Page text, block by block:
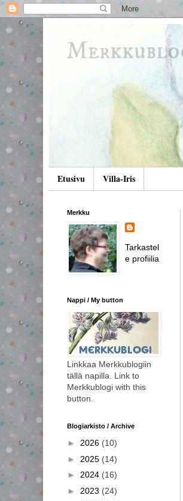
Etusivu Villa-Iris
Merkku
Tarkastel
e profiilia
Nappi / My button
Linkkaa Merkkublogiin
tällä napilla. Link to
Merkkublogi with this
button.
Blogiarkisto / Archive
► 2026 (10)
► 2025 (14)
► 2024 (16)
► 2023 (24)